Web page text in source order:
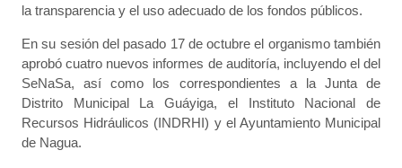
la transparencia y el uso adecuado de los fondos públicos.
En su sesión del pasado 17 de octubre el organismo también
aprobó cuatro nuevos informes de auditoría, incluyendo el del
SeNaSa, así como los correspondientes a la Junta de
Distrito Municipal La Guáyiga, el Instituto Nacional de
Recursos Hidráulicos (INDRHI) y el Ayuntamiento Municipal
de Nagua.